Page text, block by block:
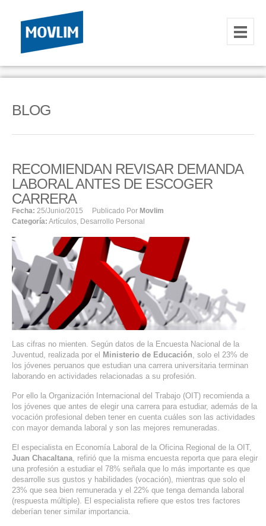
INICIO
HOSTING
HOSTING
RESELLER
SERVIDORES VPS
SERVIDORES VPS WINDOWS
SERVIDORES DEDICADOS
AGENCIA DIGITAL
PAGINAS WEB PARA NEGOCIOS
PAGINA WEB CON MANEJADOR DE CONTENIDOS
PAGINA WEB CON CATÁLOGO DE PRODUCTOS
PAGINAS WEB A MEDIDA
SISTEMAS PARA NEGOCIOS Y EMPRESAS
MARKETING DIGITAL
BLOG
RECOMIENDAN REVISAR DEMANDA
LABORAL ANTES DE ESCOGER
CARRERA
Fecha: 25/junio/2015 Publicado Por Movlim
Categoría: Artículos, Desarrollo Personal
Las cifras no mienten. Según datos de la Encuesta Nacional de la
Juventud, realizada por el Ministerio de Educación, solo el 23% de
los jóvenes peruanos que estudian una carrera universitaria terminan
laborando en actividades relacionadas a su profesión.
Por ello la Organización Internacional del Trabajo (OIT) recomienda a
los jóvenes que antes de elegir una carrera para estudiar, además de la
vocación profesional deben tener en cuenta cuáles son las actividades
con mayor demanda laboral y son las mejores remuneradas.
El especialista en Economía Laboral de la Oficina Regional de la OIT,
Juan Chacaltana, refirió que la misma encuesta reporta que para elegir
una profesión a estudiar el 78% señala que lo más importante es que
desarrolle sus gustos y habilidades (vocación), mientras que solo el
23% que sea bien remunerada y el 22% que tenga demanda laboral
(respuesta múltiple). El especialista refiere que estos tres factores
deberían tener similar importancia.